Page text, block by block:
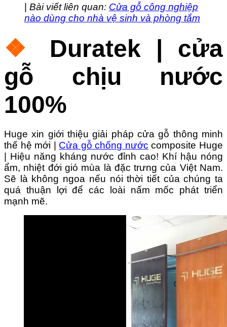
Bài viết liên quan: Cửa gỗ công nghiệp
nào dùng cho nhà vệ sinh và phòng tắm
❖ Duratek | cửa
gỗ chịu nước
100%
Huge xin giới thiệu giải pháp cửa gỗ thông minh
thế hệ mới | Cửa gỗ chống nước composite Huge
| Hiệu năng kháng nước đỉnh cao! Khí hậu nóng
ẩm, nhiệt đới gió mùa là đặc trưng của Việt Nam.
Sẽ là không ngoa nếu nói thời tiết của chúng ta
quá thuận lợi để các loài nấm mốc phát triển
mạnh mẽ.